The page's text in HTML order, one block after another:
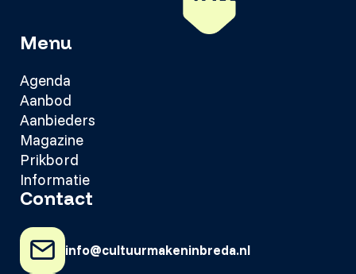
Menu
Agenda
Aanbod
Aanbieders
Magazine
Prikbord
Informatie
Contact
info@cultuurmakeninbreda.nl